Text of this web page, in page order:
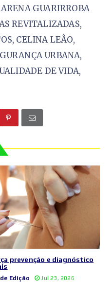
GUARIRROBA
REVITALIZADAS,
CELINA LEÃO,
URBANA,
DE VIDA,
prevenção e diagnóstico
Edição Jul 23, 2026